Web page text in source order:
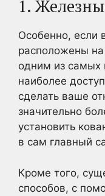
1.
Особенно, если
расположены на
одним из самых
наиболее
сделать ваше
значительно
установить
в сам главный
Кроме того,
способов, с